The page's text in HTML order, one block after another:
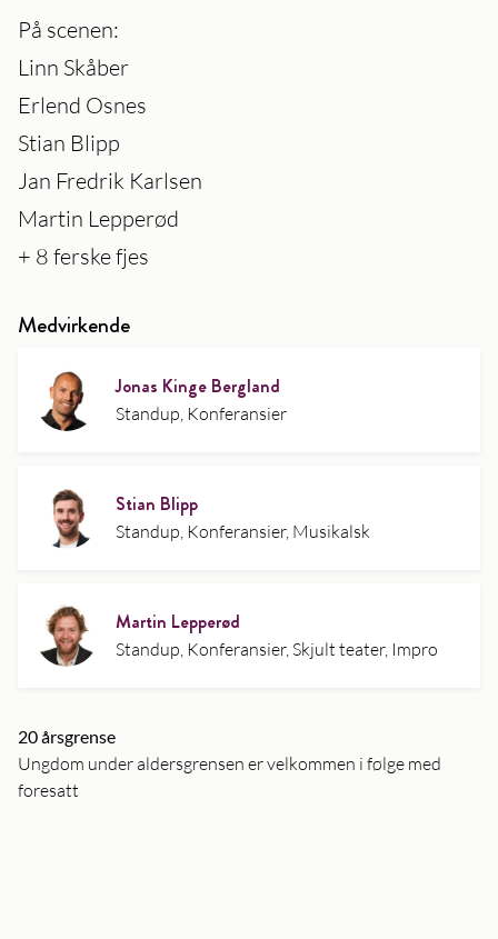
På scenen:
Linn Skåber
Erlend Osnes
Stian Blipp
Jan Fredrik Karlsen
Martin Lepperød
+ 8 ferske fjes
Medvirkende
Jonas Kinge Bergland
Standup, Konferansier
Stian Blipp
Standup, Konferansier, Musikalsk
Martin Lepperød
Standup, Konferansier, Skjult teater, Impro
20 årsgrense
Ungdom under aldersgrensen er velkommen i følge med
foresatt